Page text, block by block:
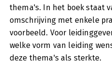
thema's. In het boek staat
omschrijving met enkele
voorbeeld. Voor
welke vorm van leiding
deze thema's als sterkte.